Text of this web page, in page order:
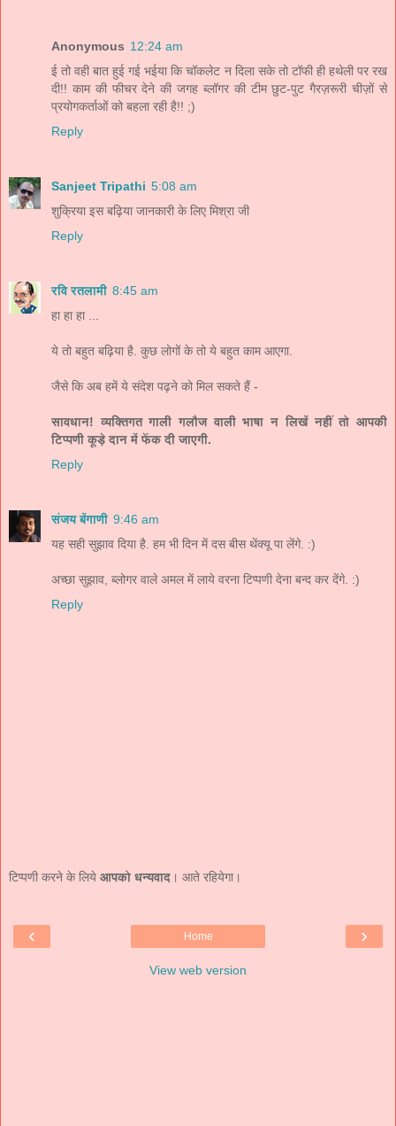
Anonymous 12:24 am
ई तो वही बात हुई गई भईया कि चॉकलेट न दिला सके तो टॉफी ही हथेली पर रख
दी!! काम की फीचर देने की जगह ब्लॉगर की टीम छुट-पुट गैरज़रूरी चीज़ों से
प्रयोगकर्ताओं को बहला रही है!! ;)
Reply
Sanjeet Tripathi 5:08 am
शुक्रिया इस बढ़िया जानकारी के लिए मिश्रा जी
Reply
रवि रतलामी 8:45 am
हा हा हा ...
ये तो बहुत बढ़िया है. कुछ लोगों के तो ये बहुत काम आएगा.
जैसे कि अब हमें ये संदेश पढ़ने को मिल सकते हैं -
सावधान! व्यक्तिगत गाली गलौज वाली भाषा न लिखें नहीं तो आपकी
टिप्पणी कूड़े दान में फेंक दी जाएगी.
Reply
संजय बेंगाणी 9:46 am
यह सही सुझाव दिया है. हम भी दिन में दस बीस थेंक्यू पा लेंगे. :)
अच्छा सुझाव, ब्लोगर वाले अमल में लाये वरना टिप्पणी देना बन्द कर देंगे. :)
Reply
टिप्पणी करने के लिये आपको धन्यवाद । आते रहियेगा।
‹ ›
Home
View web version